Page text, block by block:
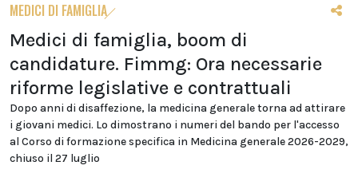
MEDICI DI FAMIGLIA
Medici di famiglia, boom di
candidature. Fimmg: Ora necessarie
riforme legislative e contrattuali
Dopo anni di disaffezione, la medicina generale torna ad attirare
i giovani medici. Lo dimostrano i numeri del bando per l'accesso
al Corso di formazione specifica in Medicina generale 2026-2029,
chiuso il 27 luglio